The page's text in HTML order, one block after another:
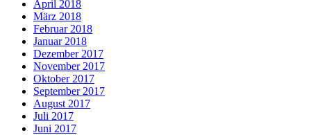
April 2018
März 2018
Februar 2018
Januar 2018
Dezember 2017
November 2017
Oktober 2017
September 2017
August 2017
Juli 2017
Juni 2017